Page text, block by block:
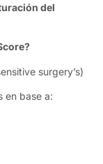
del
surgery’s)
en base a: